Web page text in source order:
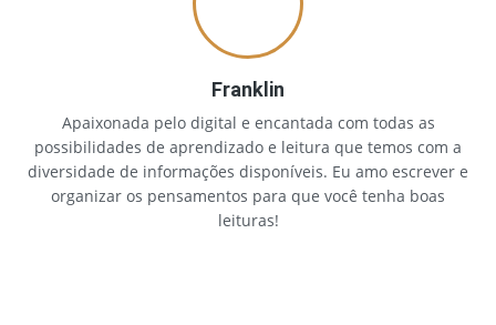
Franklin
Apaixonada pelo digital e encantada com todas as
possibilidades de aprendizado e leitura que temos com a
diversidade de informações disponíveis. Eu amo escrever e
organizar os pensamentos para que você tenha boas
leituras!